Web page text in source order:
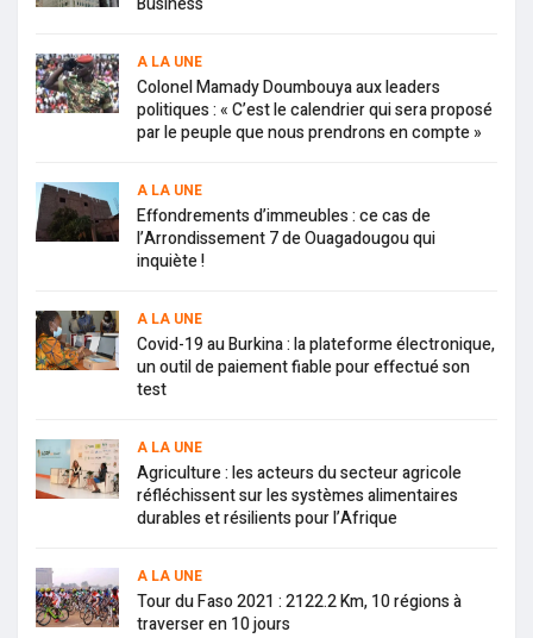
A LA UNE
Colonel Mamady Doumbouya aux leaders
politiques : « C’est le calendrier qui sera proposé
par le peuple que nous prendrons en compte »
A LA UNE
Effondrements d’immeubles : ce cas de
l’Arrondissement 7 de Ouagadougou qui
inquiète !
A LA UNE
Covid-19 au Burkina : la plateforme électronique,
un outil de paiement fiable pour effectué son
test
A LA UNE
Agriculture : les acteurs du secteur agricole
réfléchissent sur les systèmes alimentaires
durables et résilients pour l’Afrique
A LA UNE
Tour du Faso 2021 : 2122.2 Km, 10 régions à
traverser en 10 jours